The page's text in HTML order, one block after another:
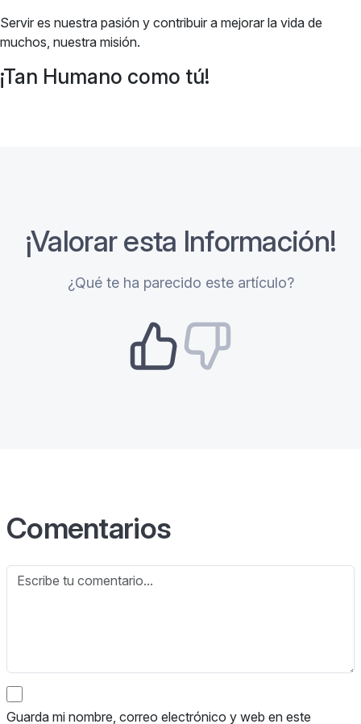
Servir es nuestra pasión y contribuir a mejorar la vida de
muchos, nuestra misión.
¡Tan Humano como tú!
¡Valorar esta Información!
¿Qué te ha parecido este artículo?
Comentarios
Guarda mi nombre, correo electrónico y web en este